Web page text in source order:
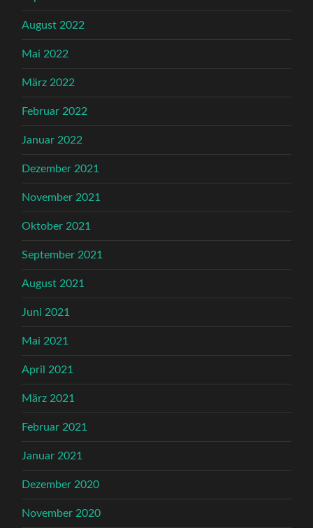
August 2022
Mai 2022
März 2022
Februar 2022
Januar 2022
Dezember 2021
November 2021
Oktober 2021
September 2021
August 2021
Juni 2021
Mai 2021
April 2021
März 2021
Februar 2021
Januar 2021
Dezember 2020
November 2020